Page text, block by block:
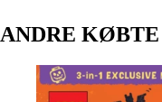
ANDRE KØBTE